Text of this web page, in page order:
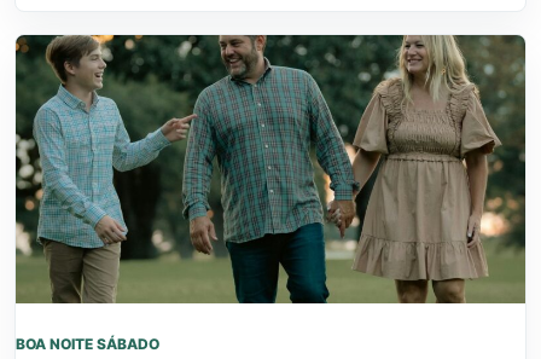
BOA NOITE SÁBADO